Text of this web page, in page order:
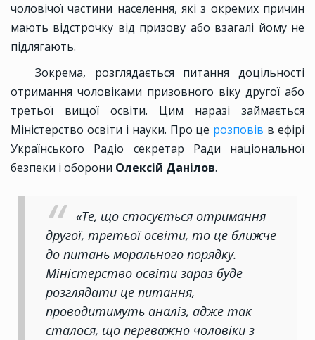
чоловічої частини населення, які з окремих причин
мають відстрочку від призову або взагалі йому не
підлягають.
Зокрема, розглядається питання доцільності
отримання чоловіками призовного віку другої або
третьої вищої освіти. Цим наразі займається
Міністерство освіти і науки. Про це розповів в ефірі
Українського Радіо секретар Ради національної
безпеки і оборони Олексій Данілов.
«Те, що стосується отримання
другої, третьої освіти, то це ближче
до питань морального порядку.
Міністерство освіти зараз буде
розглядати це питання,
проводитимуть аналіз, адже так
сталося, що переважно чоловіки з